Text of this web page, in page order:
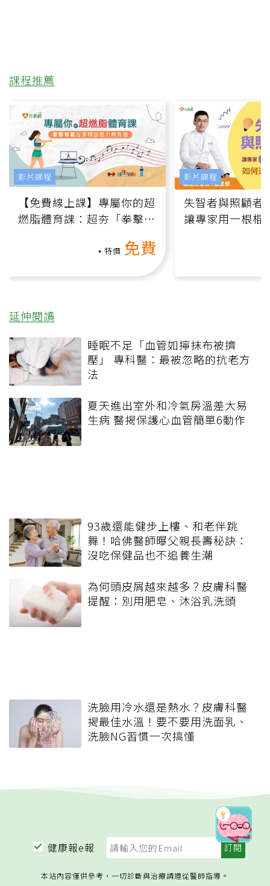
課程推薦
【免費線上課】專屬你的超
燃脂體育課：超夯「拳擊有
特價 免費
影片課程
失智者與照顧者
讓專家用一根棍
影片課程
延伸閱讀
睡眠不足「血管如擰抹布被擠
壓」 專科醫：最被忽略的抗老方
法
夏天進出室外和冷氣房溫差大易
生病 醫揭保護心血管簡單6動作
93歲還能健步上樓、和老伴跳
舞！哈佛醫師曝父親長壽秘訣：
沒吃保健品也不追養生潮
為何頭皮屑越來越多？皮膚科醫
提醒：別用肥皂、沐浴乳洗頭
洗臉用冷水還是熱水？皮膚科醫
揭最佳水溫！要不要用洗面乳、
洗臉NG習慣一次搞懂
健康報e報
本站內容僅供參考，一切診斷與治療請遵從醫師指導。